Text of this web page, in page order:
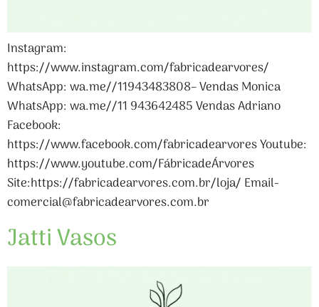
Instagram:
https://www.instagram.com/fabricadearvores/
WhatsApp: wa.me//11943483808– Vendas Monica
WhatsApp: wa.me//11 943642485 Vendas Adriano
Facebook:
https://www.facebook.com/fabricadearvores Youtube:
https://www.youtube.com/FábricadeÁrvores
Site:https://fabricadearvores.com.br/loja/ Email-
comercial@fabricadearvores.com.br
Jatti Vasos